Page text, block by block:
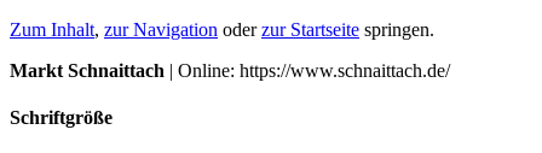
Zum Inhalt, zur Navigation oderzur Startseite springen.
Markt Schnaittach | Online: https://www.schnaittach.de/
Schriftgröße